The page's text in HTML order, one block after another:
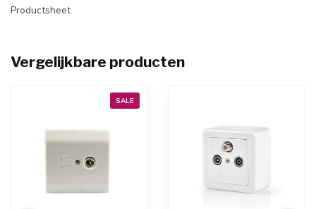
Productsheet
Vergelijkbare producten
SALE